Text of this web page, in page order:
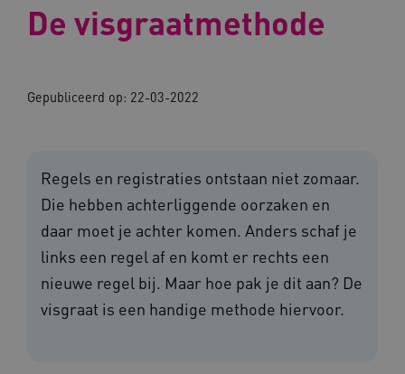
De visgraatmethode
Gepubliceerd op: 22-03-2022
Regels en registraties ontstaan niet zomaar.
Die hebben achterliggende oorzaken en
daar moet je achter komen. Anders schaf je
links een regel af en komt er rechts een
nieuwe regel bij. Maar hoe pak je dit aan? De
visgraat is een handige methode hiervoor.